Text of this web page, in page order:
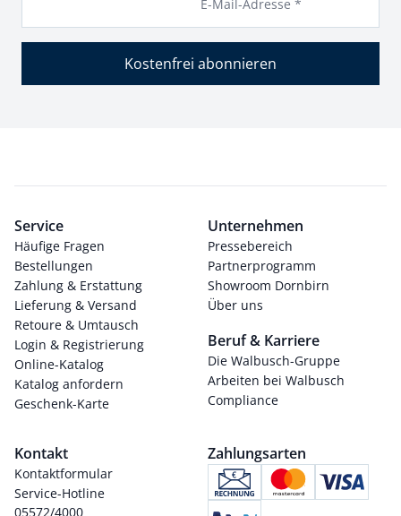
E-Mail-Adresse *
Kostenfrei abonnieren
Service
Häufige Fragen
Bestellungen
Zahlung & Erstattung
Lieferung & Versand
Retoure & Umtausch
Login & Registrierung
Online-Katalog
Katalog anfordern
Geschenk-Karte
Unternehmen
Pressebereich
Partnerprogramm
Showroom Dornbirn
Über uns
Beruf & Karriere
Die Walbusch-Gruppe
Arbeiten bei Walbusch
Compliance
Kontakt
Kontaktformular
Service-Hotline
05572/4000
Zahlungsarten